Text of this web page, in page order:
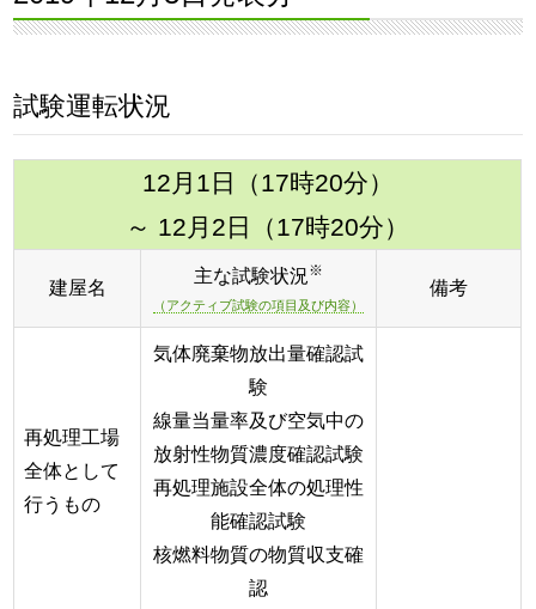
試験運転状況
12月1日（17時20分）
～ 12月2日（17時20分）
建屋名
主な試験状況※
（アクティブ試験の項目及び内容）
備考
再処理工場
全体として
行うもの
気体廃棄物放出量確認試
験
線量当量率及び空気中の
放射性物質濃度確認試験
再処理施設全体の処理性
能確認試験
核燃料物質の物質収支確
認